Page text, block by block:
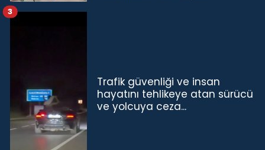
Trafik güvenliği ve insan
hayatını tehlikeye atan sürücü
ve yolcuya ceza...
3